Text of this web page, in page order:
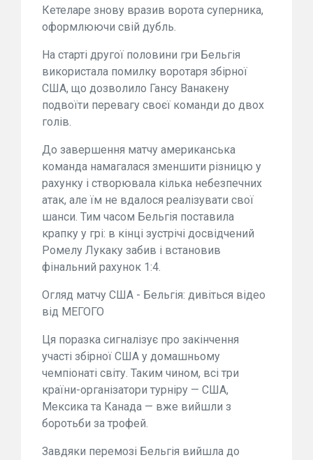
Кетеларе знову вразив ворота суперника,
оформлюючи свій дубль.
На старті другої половини гри Бельгія
використала помилку воротаря збірної
США, що дозволило Гансу Ванакену
подвоїти перевагу своєї команди до двох
голів.
До завершення матчу американська
команда намагалася зменшити різницю у
рахунку і створювала кілька небезпечних
атак, але їм не вдалося реалізувати свої
шанси. Тим часом Бельгія поставила
крапку у грі: в кінці зустрічі досвідчений
Ромелу Лукаку забив і встановив
фінальний рахунок 1:4.
Огляд матчу США - Бельгія: дивіться відео
від МЕГОГО
Ця поразка сигналізує про закінчення
участі збірної США у домашньому
чемпіонаті світу. Таким чином, всі три
країни-організатори турніру — США,
Мексика та Канада — вже вийшли з
боротьби за трофей.
Завдяки перемозі Бельгія вийшла до